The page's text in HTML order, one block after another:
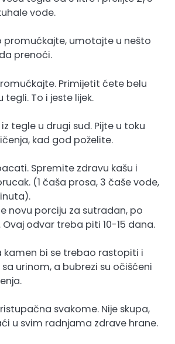
vode.
promućkajte, umotajte u nešto
prenoći.
Primijetit ćete belu
To i jeste lijek.
tegle u drugi sud. Pijte u toku
kad god poželite.
Spremite zdravu kašu i
(1 čaša prosa, 3 čaše vode,
novu porciju za sutradan, po
odvar treba piti 10-15 dana.
kamen bi se trebao rastopiti i
urinom, a bubrezi su očišćeni
svakome. Nije skupa,
u svim radnjama zdrave hrane.